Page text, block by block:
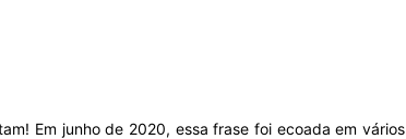
Em junho de 2020, essa frase foi ecoada em vários